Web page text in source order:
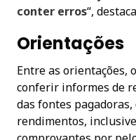
conter erros“,
Orientações
Entre as orientações,
conferir informes de
das fontes
rendimentos,